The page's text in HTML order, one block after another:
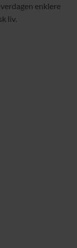
enklere
liv.